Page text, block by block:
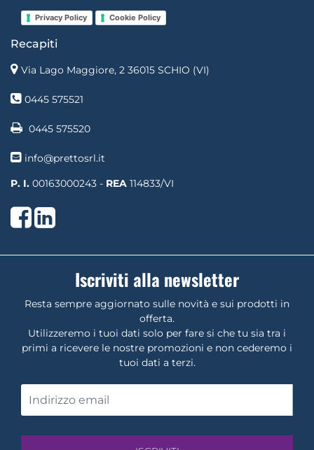
Privacy Policy Cookie Policy
Recapiti
Via Lago Maggiore, 2 36015 SCHIO (VI)
0445 575521
0445 575520
info@prettosrl.it
P. I. 00163000243 - REA 114833/VI
Facebook
LinkedIn
Iscriviti alla newsletter
Resta sempre aggiornato sulle novità e sui prodotti in
offerta.
Utilizzeremo i tuoi dati solo per fare si che tu sia tra i
primi a ricevere le nostre promozioni e non cederemo i
tuoi dati a terzi.